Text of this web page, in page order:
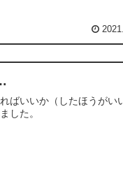
ばいいか（したほうがい
した。